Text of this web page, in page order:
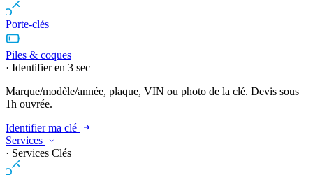
Porte-clés
Piles & coques
· Identifier en 3 sec
Marque/modèle/année, plaque, VIN ou photo de la clé. Devis sous
1h ouvrée.
Identifier ma clé
Services
· Services Clés